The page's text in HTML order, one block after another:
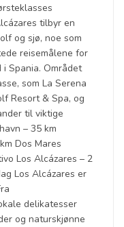
tilbyr en
og sjø, noe som
reisemålene for
Spania. Området
som La Serena
Resort & Spa, og
til viktige
– 35 km
Dos Mares
Los Alcázares – 2
Los Alcázares er
delikatesser
og naturskjønne